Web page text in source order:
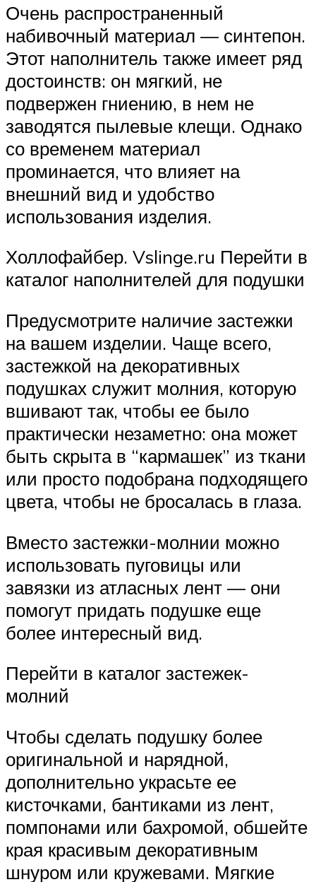
Очень распространенный
набивочный материал — синтепон.
Этот наполнитель также имеет ряд
достоинств: он мягкий, не
подвержен гниению, в нем не
заводятся пылевые клещи. Однако
со временем материал
проминается, что влияет на
внешний вид и удобство
использования изделия.
Холлофайбер. Vslinge.ru Перейти в
каталог наполнителей для подушки
Предусмотрите наличие застежки
на вашем изделии. Чаще всего,
застежкой на декоративных
подушках служит молния, которую
вшивают так, чтобы ее было
практически незаметно: она может
быть скрыта в “кармашек” из ткани
или просто подобрана подходящего
цвета, чтобы не бросалась в глаза.
Вместо застежки-молнии можно
использовать пуговицы или
завязки из атласных лент — они
помогут придать подушке еще
более интересный вид.
Перейти в каталог застежек-
молний
Чтобы сделать подушку более
оригинальной и нарядной,
дополнительно украсьте ее
кисточками, бантиками из лент,
помпонами или бахромой, обшейте
края красивым декоративным
шнуром или кружевами. Мягкие